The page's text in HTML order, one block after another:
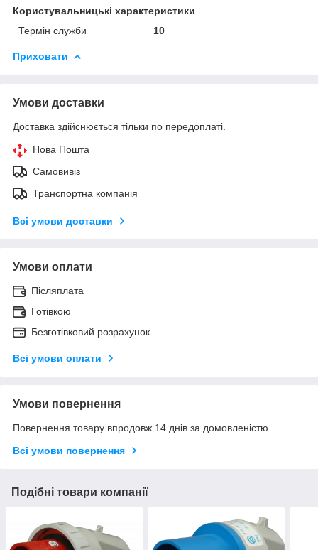
Користувальницькі характеристики
Термін служби
10
Приховати
Умови доставки
Доставка здійснюється тільки по передоплаті.
Нова Пошта
Самовивіз
Транспортна компанія
Всі умови доставки
Умови оплати
Післяплата
Готівкою
Безготівковий розрахунок
Всі умови оплати
Умови повернення
Повернення товару впродовж 14 днів за домовленістю
Всі умови повернення
Подібні товари компанії